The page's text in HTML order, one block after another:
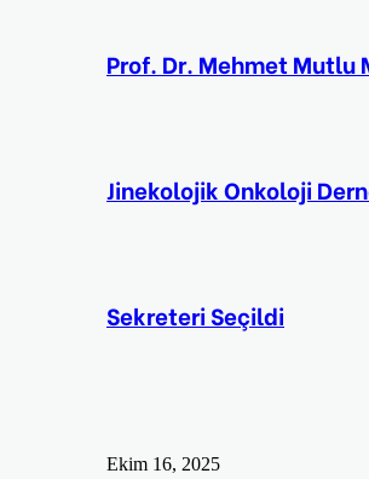
Prof. Dr. Mehmet Mutlu
Jinekolojik Onkoloji
Sekreteri Seçildi
Ekim 16, 2025